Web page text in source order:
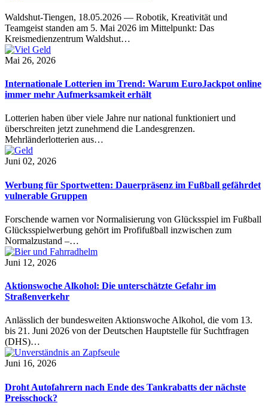
Waldshut-Tiengen, 18.05.2026 — Robotik, Kreativität und
Teamgeist standen am 5. Mai 2026 im Mittelpunkt: Das
Kreismedienzentrum Waldshut…
Mai 26, 2026
Internationale Lotterien im Trend: Warum EuroJackpot online
immer mehr Aufmerksamkeit erhält
Lotterien haben über viele Jahre nur national funktioniert und
überschreiten jetzt zunehmend die Landesgrenzen.
Mehrländerlotterien aus…
Juni 02, 2026
Werbung für Sportwetten: Dauerpräsenz im Fußball gefährdet
vulnerable Gruppen
Forschende warnen vor Normalisierung von Glücksspiel im Fußball
Glücksspielwerbung gehört im Profifußball inzwischen zum
Normalzustand –…
Juni 12, 2026
Aktionswoche Alkohol: Die unterschätzte Gefahr im
Straßenverkehr
Anlässlich der bundesweiten Aktionswoche Alkohol, die vom 13.
bis 21. Juni 2026 von der Deutschen Hauptstelle für Suchtfragen
(DHS)…
Juni 16, 2026
Droht Autofahrern nach Ende des Tankrabatts der nächste
Preisschock?